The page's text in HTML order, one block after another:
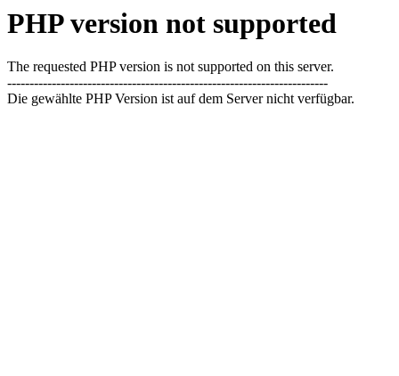
PHP version not supported
The requested PHP version is not supported on this server.
------------------------------------------------------------------------
Die gewählte PHP Version ist auf dem Server nicht verfügbar.